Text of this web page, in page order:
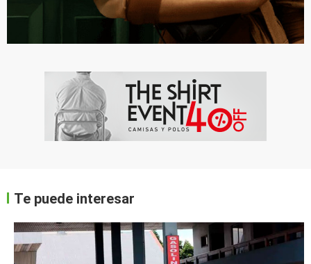
Te puede interesar